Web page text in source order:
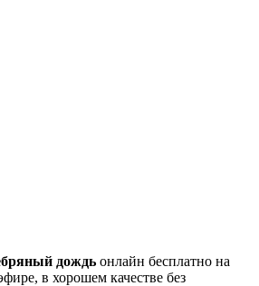
дождь онлайн бесплатно на
в хорошем качестве без